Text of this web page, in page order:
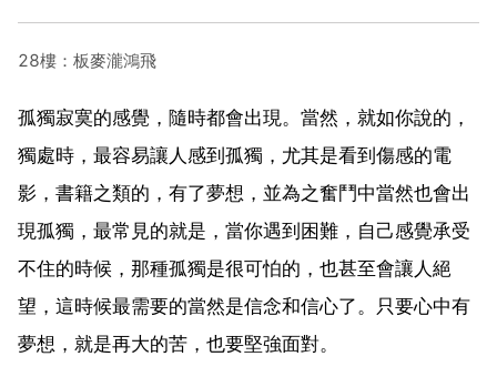
28樓：板麥瀧鴻飛
孤獨寂寞的感覺，隨時都會出現。當然，就如你說的，
獨處時，最容易讓人感到孤獨，尤其是看到傷感的電
影，書籍之類的，有了夢想，並為之奮鬥中當然也會出
現孤獨，最常見的就是，當你遇到困難，自己感覺承受
不住的時候，那種孤獨是很可怕的，也甚至會讓人絕
望，這時候最需要的當然是信念和信心了。只要心中有
夢想，就是再大的苦，也要堅強面對。